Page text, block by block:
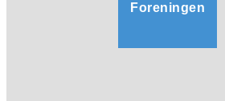
Foreningen